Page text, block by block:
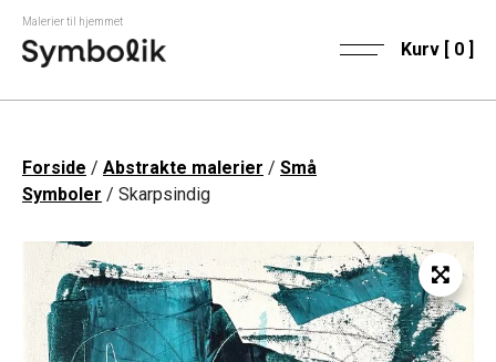
Malerier til hjemmet
Kurv [ 0]
Forside / Abstrakte malerier / Små
Symboler / Skarpsindig